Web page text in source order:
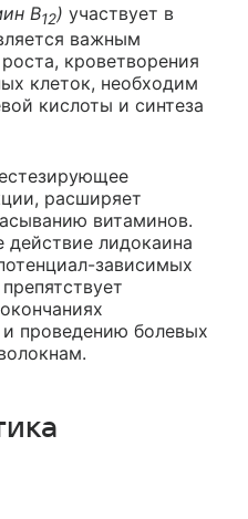
В12) участвует в
важным
кроветворения
клеток, необходим
кислоты и синтеза
расширяет
витаминов.
лидокаина
зависимых
проведению болевых